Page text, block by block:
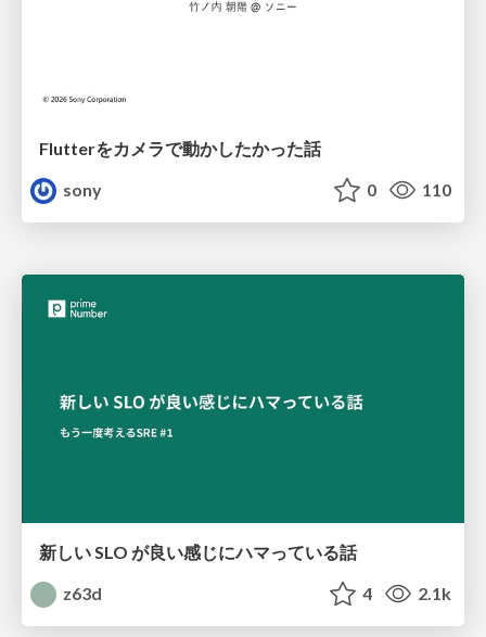
Flutterをカメラで動かしたかった話
sony
0 110
新しい SLO が良い感じにハマっている話
z63d
4 2.1k